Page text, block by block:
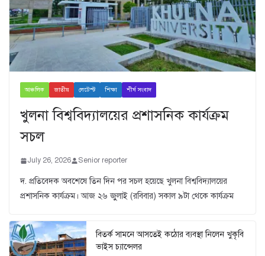
আঞ্চলিক জাতীয় লেটেস্ট শিক্ষা শীর্ষ সংবাদ
খুলনা বিশ্ববিদ্যালয়ের প্রশাসনিক কার্যক্রম
সচল
July 26, 2026 Senior reporter
দ. প্রতিবেদক অবশেষে তিন দিন পর সচল হয়েছে খুলনা বিশ্ববিদ্যালয়ের
প্রশাসনিক কার্যক্রম। আজ ২৬ জুুলাই (রবিবার) সকাল ৯টা থেকে কার্যক্রম
বিতর্ক সামনে আসতেই কঠোর ব্যবস্থা নিলেন খুকৃবি
ভাইস চ্যান্সেলর